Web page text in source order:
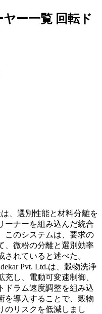
ー一覧 回転ド
は、選別性能と材料分離を
ーナーを組み込んだ統合
このシステムは、要求の
、微粉の分離と選別効率
れていると述べた。
Pvt. Ltd.は、穀物洗浄
し、電動可変速制御、
ドラム速度調整を組み込
を導入することで、穀物
のリスクを低減しまし